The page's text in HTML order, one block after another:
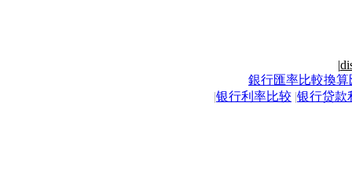
|
銀行匯率比較換算
|银行利率比较 |银行贷款